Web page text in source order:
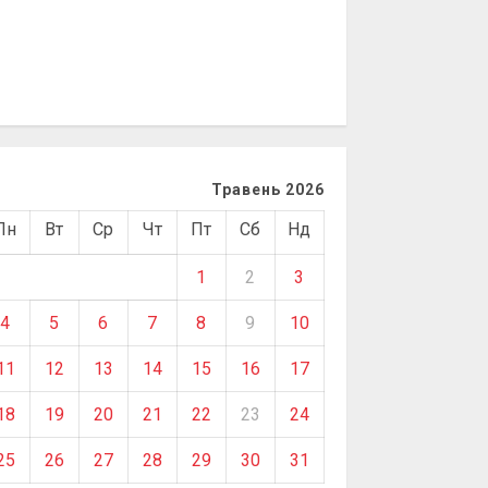
Травень 2026
Вт Ср Чт Пт Сб Нд
1 2 3
4 5 6 7 8 9 10
12 13 14 15 16 17
19 20 21 22 23 24
26 27 28 29 30
31